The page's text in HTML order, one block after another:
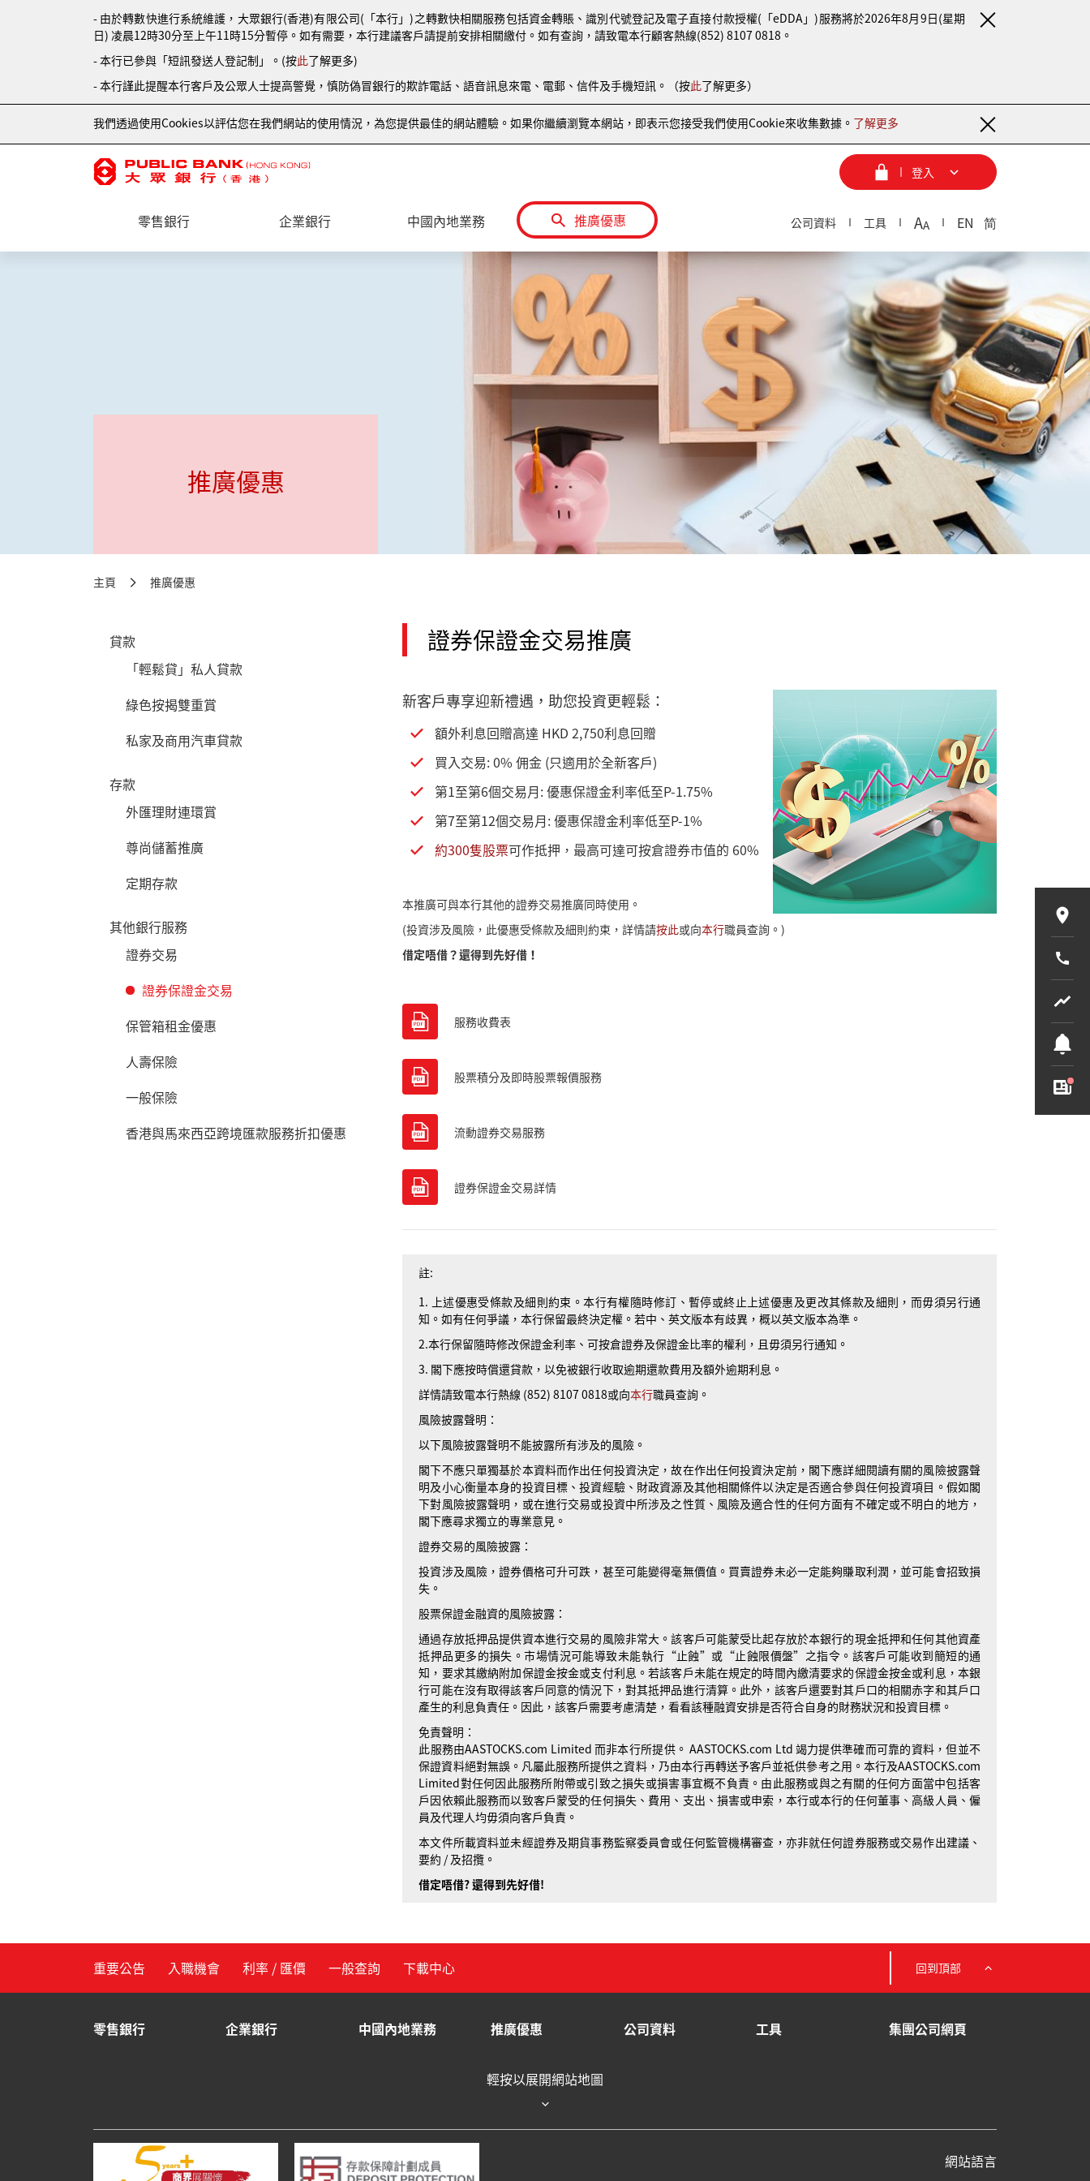
- 由於轉數快進行系統維護，大眾銀行(香港)有限公司(「本行」)之轉數快相關服務包括資金轉賬、識別代號登記及電子直接付款授權(「eDDA」)服務將於2026年8月9日(星期
日) 凌晨12時30分至上午11時15分暫停。如有需要，本行建議客戶請提前安排相關繳付。如有查詢，請致電本行顧客熱線(852) 8107 0818。
- 本行已參與「短訊發送人登記制」。(按此了解更多)
- 本行謹此提醒本行客戶及公眾人士提高警覺，慎防偽冒銀行的欺詐電話、語音訊息來電、電郵、信件及手機短訊。（按此了解更多）
我們透過使用Cookies以評估您在我們網站的使用情況，為您提供最佳的網站體驗。如果你繼續瀏覽本網站，即表示您接受我們使用Cookie來收集數據。 了解更多
登入
零售銀行 企業銀行 中國內地業務 推廣優惠 公司資料 工具 AA EN 简
推廣優惠
主頁 推廣優惠
貸款
「輕鬆貸」私人貸款
綠色按揭雙重賞
私家及商用汽車貸款
存款
外匯理財連環賞
尊尚儲蓄推廣
定期存款
其他銀行服務
證券交易
證券保證金交易
保管箱租金優惠
人壽保險
一般保險
香港與馬來西亞跨境匯款服務折扣優惠
證券保證金交易推廣
新客戶專享迎新禮遇，助您投資更輕鬆：
額外利息回贈高達 HKD 2,750利息回贈
買入交易: 0% 佣金 (只適用於全新客戶)
第1至第6個交易月: 優惠保證金利率低至P-1.75%
第7至第12個交易月: 優惠保證金利率低至P-1%
約300隻股票可作抵押，最高可達可按倉證券市值的 60%
本推廣可與本行其他的證券交易推廣同時使用。
(投資涉及風險，此優惠受條款及細則約束，詳情請按此或向本行職員查詢。)
借定唔借？還得到先好借！
服務收費表
股票積分及即時股票報價服務
流動證券交易服務
證券保證金交易詳情
註:
1. 上述優惠受條款及細則約束。本行有權隨時修訂、暫停或終止上述優惠及更改其條款及細則，而毋須另行通
知。如有任何爭議，本行保留最終決定權。若中、英文版本有歧異，概以英文版本為準。
2.本行保留隨時修改保證金利率、可按倉證券及保證金比率的權利，且毋須另行通知。
3. 閣下應按時償還貸款，以免被銀行收取逾期還款費用及額外逾期利息。
詳情請致電本行熱線 (852) 8107 0818或向本行職員查詢。
風險披露聲明：
以下風險披露聲明不能披露所有涉及的風險。
閣下不應只單獨基於本資料而作出任何投資決定，故在作出任何投資決定前，閣下應詳細閱讀有關的風險披露聲
明及小心衡量本身的投資目標、投資經驗、財政資源及其他相關條件以決定是否適合參與任何投資項目。假如閣
下對風險披露聲明，或在進行交易或投資中所涉及之性質、風險及適合性的任何方面有不確定或不明白的地方，
閣下應尋求獨立的專業意見。
證券交易的風險披露：
投資涉及風險，證券價格可升可跌，甚至可能變得毫無價值。買賣證券未必一定能夠賺取利潤，並可能會招致損
失。
股票保證金融資的風險披露：
通過存放抵押品提供資本進行交易的風險非常大。該客戶可能蒙受比起存放於本銀行的現金抵押和任何其他資產
抵押品更多的損失。市場情況可能導致未能執行“止蝕”或“止蝕限價盤”之指令。該客戶可能收到簡短的通
知，要求其繳納附加保證金按金或支付利息。若該客戶未能在規定的時間內繳清要求的保證金按金或利息，本銀
行可能在沒有取得該客戶同意的情況下，對其抵押品進行清算。此外，該客戶還要對其戶口的相關赤字和其戶口
產生的利息負責任。因此，該客戶需要考慮清楚，看看該種融資安排是否符合自身的財務狀況和投資目標。
免責聲明：
此服務由AASTOCKS.com Limited 而非本行所提供。 AASTOCKS.com Ltd 竭力提供準確而可靠的資料，但並不
保證資料絕對無誤。凡屬此服務所提供之資料，乃由本行再轉送予客戶並祗供參考之用。本行及AASTOCKS.com
Limited對任何因此服務所附帶或引致之損失或損害事宜概不負責。由此服務或與之有關的任何方面當中包括客
戶因依賴此服務而以致客戶蒙受的任何損失、費用、支出、損害或申索，本行或本行的任何董事、高級人員、僱
員及代理人均毋須向客戶負責。
本文件所載資料並未經證券及期貨事務監察委員會或任何監管機構審查，亦非就任何證券服務或交易作出建議、
要約 / 及招攬。
借定唔借? 還得到先好借!
重要公告 入職機會 利率 / 匯價 一般查詢 下載中心 回到頂部
輕按以展開網站地圖
零售銀行 企業銀行 中國內地業務 推廣優惠 公司資料 工具 集團公司網頁
網站語言